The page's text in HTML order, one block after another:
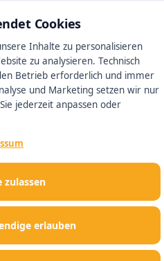
Cookies
Inhalte zu personalisieren
zu analysieren. Technisch
Betrieb erforderlich und immer
und Marketing setzen wir nur
jederzeit anpassen oder
erlauben
zulassen